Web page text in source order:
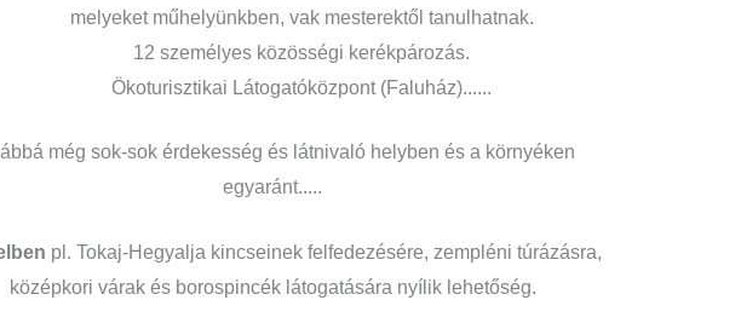
melyeket műhelyünkben, vak mesterektől tanulhatnak.
12 személyes közösségi kerékpározás.
Ökoturisztikai Látogatóközpont (Faluház)......
még sok-sok érdekesség és látnivaló helyben és a környéken
egyaránt.....
pl. Tokaj-Hegyalja kincseinek felfedezésére, zempléni túrázásra,
középkori várak és borospincék látogatására nyílik lehetőség.